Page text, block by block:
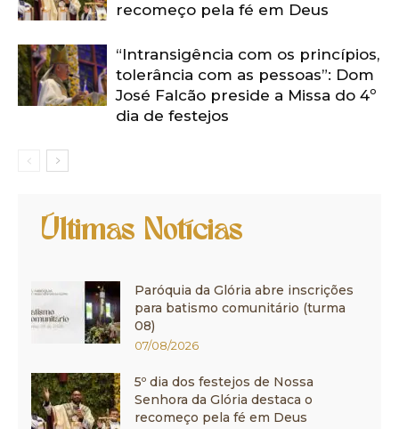
recomeço pela fé em Deus
“Intransigência com os princípios,
tolerância com as pessoas”: Dom
José Falcão preside a Missa do 4º
dia de festejos
Últimas Notícias
Paróquia da Glória abre inscrições
para batismo comunitário (turma
08)
07/08/2026
5º dia dos festejos de Nossa
Senhora da Glória destaca o
recomeço pela fé em Deus